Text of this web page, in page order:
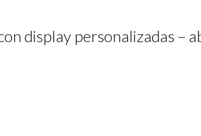
display personalizadas –